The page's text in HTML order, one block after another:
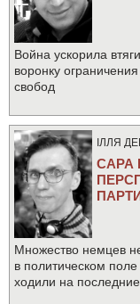
Война ускорила
воронку
свобод
IЛЛЯ
САРА
Множество немцев
в политическом
ходили на